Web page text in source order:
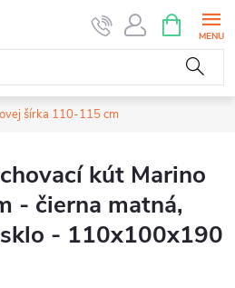
KOŠÍK
šírka 110-115 cm
kút Marino
- čierna matná,
- 110x100x190